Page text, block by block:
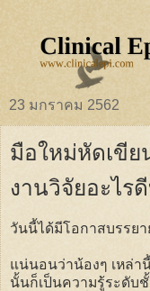
23 มกราคม 2562
มือใหม่หัดเขีย
งานวิจัยอะไร
วันนี้ได้มีโอกาสบรรย
แน่นอนว่าน้องๆ เหล่า
นั้นก็เป็นความรู้ระดับ